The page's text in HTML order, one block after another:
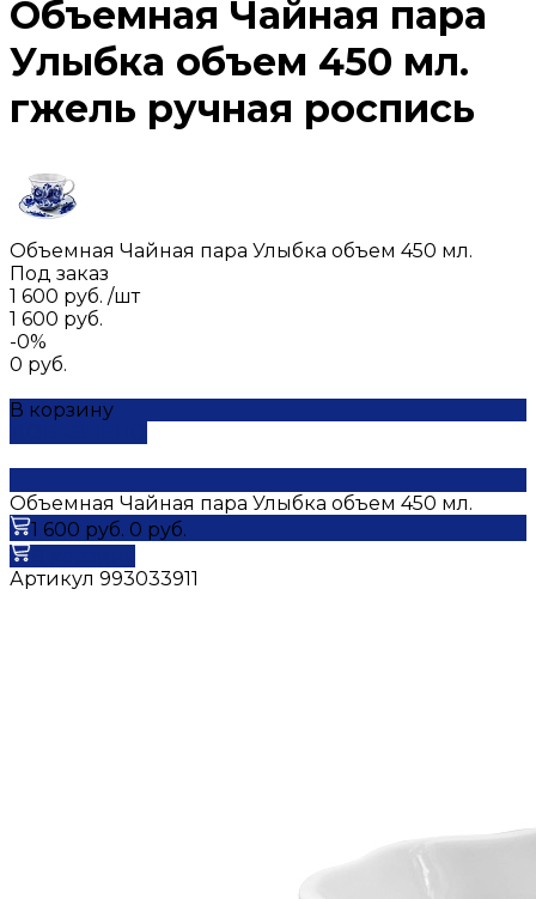
Объемная Чайная пара
Улыбка объем 450 мл.
гжель ручная роспись
Объемная Чайная пара Улыбка объем 450 мл.
Под заказ
1 600 руб. /шт
1 600 руб.
-0%
0 руб.
В корзину
Объемная Чайная пара Улыбка объем 450 мл.
1 600 руб. 0 руб.
Артикул 993033911